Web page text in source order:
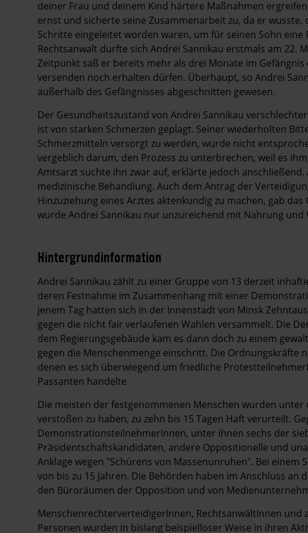
deiner Frau und deinem Kind härtere Maßnahmen
ernst und sicherte seine Zusammenarbeit zu, da er
Schritte eingeleitet worden waren, um für seinen Sohn eine
Rechtsanwalt durfte sich Andrei Sannikau erstmals am 22.
Zeitpunkt saß er bereits mehr als drei Monate im
versenden noch erhalten dürfen. Überhaupt, so Andrei
außerhalb des Gefängnisses abgeschnitten gewesen.
Der Gesundheitszustand von Andrei Sannikau
ist von starken Schmerzen geplagt. Seiner wiederholten
Schmerzmitteln versorgt zu werden, wurde nicht
vergeblich darum, den Prozess zu unterbrechen, weil es
Amtsarzt suchte ihn zwar auf, erklärte jedoch
medizinische Behandlung. Auch dem Antrag der
Hinzuziehung eines Arztes aktenkundig zu machen, gab
wurde Andrei Sannikau nur unzureichend mit Nahrung und
Hintergrundinformation
Hintergrund
Andrei Sannikau zählt zu einer Gruppe von 13 derzeit
deren Festnahme im Zusammenhang mit einer
jenem Tag hatten sich in der Innenstadt von Minsk
gegen die nicht fair verlaufenen Wahlen versammelt. Die
dem Regierungsgebäude kam es dann doch zu einem
gegen die Menschenmenge einschritt. Die Ordnungskräfte
denen es sich überwiegend um friedliche
Passanten handelte
Die meisten der festgenommenen Menschen wurden
verstoßen zu haben, zu zehn bis 15 Tagen Haft verurteilt.
DemonstrationsteilnehmerInnen, unter ihnen sechs der
Präsidentschaftskandidaten, andere Oppositionelle und
Anklage wegen "Schürens von Massenunruhen". Bei
von bis zu 15 Jahren. Die Behörden haben im Anschluss an
den Büroräumen der Opposition und von
MenschenrechterverteidigerInnen, RechtsanwältInnen und
Personen wurden in bislang beispielloser Weise in ihren